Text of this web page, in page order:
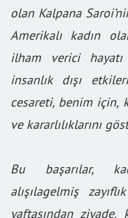
olan Kalpana
Amerikalı kadın
ilham verici hayatı
insanlık dışı
cesareti, benim için,
ve kararlılıklarını
Bu başarılar,
alışılagelmiş
yaftasından